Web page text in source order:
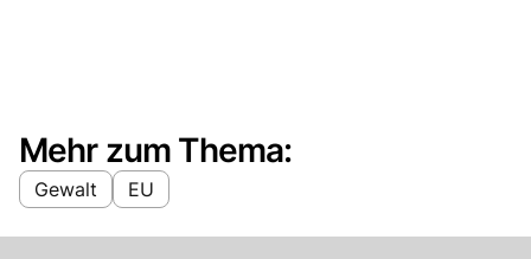
Mehr zum Thema:
Gewalt EU